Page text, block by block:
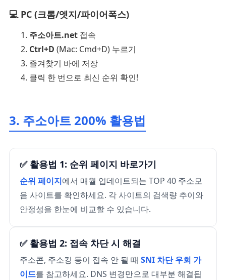
💻 PC (크롬/엣지/파이어폭스)
주소아트.net 접속
Ctrl+D (Mac: Cmd+D) 누르기
즐겨찾기 바에 저장
클릭 한 번으로 최신 순위 확인!
3. 주소아트 200% 활용법
✅ 활용법 1: 순위 페이지 바로가기
순위 페이지에서 매월 업데이트되는 TOP 40 주소모
음 사이트를 확인하세요. 각 사이트의 검색량 추이와
안정성을 한눈에 비교할 수 있습니다.
✅ 활용법 2: 접속 차단 시 해결
주소콘, 주소킹 등이 접속 안 될 때 SNI 차단 우회 가
이드를 참고하세요. DNS 변경만으로 대부분 해결됩